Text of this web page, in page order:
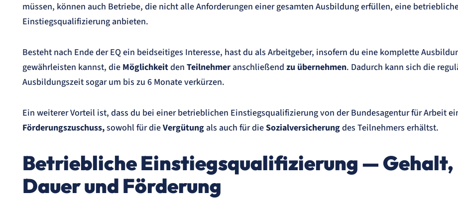
müssen, können auch Betriebe, die nicht alle Anforderungen einer gesamten Ausbildung erfüllen, eine
Einstiegsqualifizierung anbieten.
Besteht nach Ende der EQ ein beidseitiges Interesse, hast du als Arbeitgeber, insofern du eine komplette
gewährleisten kannst, die Möglichkeitden Teilnehmer anschließend zu übernehmen. Dadurch kann sich die
Ausbildungszeit sogar um bis zu 6 Monate verkürzen.
Ein weiterer Vorteil ist, dass du bei einer betrieblichen Einstiegsqualifizierung von der Bundesagentur für Arbeit
Förderungszuschuss,sowohl für dieVergütung als auch für dieSozialversicherungdes Teilnehmers erhältst.
Betriebliche Einstiegsqualifizierung — Gehalt,
Dauer und Förderung